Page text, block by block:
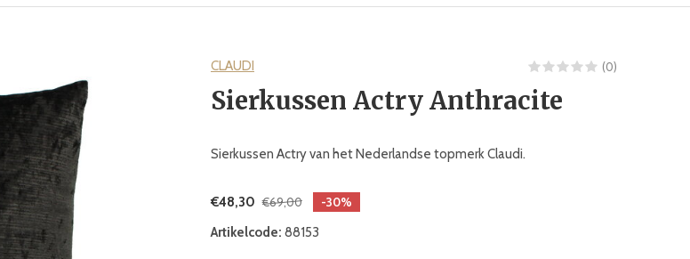
CLAUDI (0)
Sierkussen Actry Anthracite
Sierkussen Actry van het Nederlandse topmerk Claudi.
€48,30 €69,00 -30%
Artikelcode: 88153